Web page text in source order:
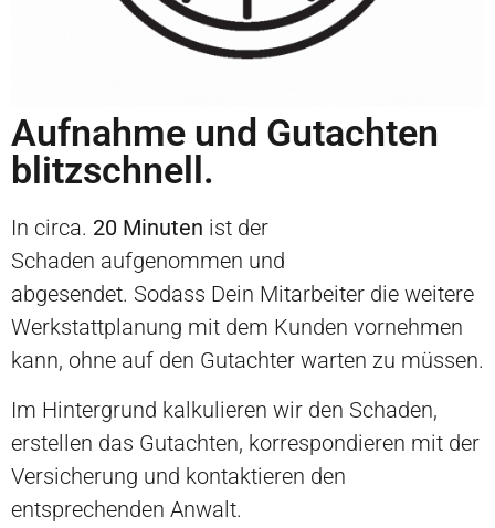
Aufnahme und Gutachten
blitzschnell.
In circa. 20 Minuten ist der
Schaden aufgenommen und
abgesendet. Sodass Dein Mitarbeiter die weitere
Werkstattplanung mit dem Kunden vornehmen
kann, ohne auf den Gutachter warten zu müssen.
Im Hintergrund kalkulieren wir den Schaden,
erstellen das Gutachten, korrespondieren mit der
Versicherung und kontaktieren den
entsprechenden Anwalt.